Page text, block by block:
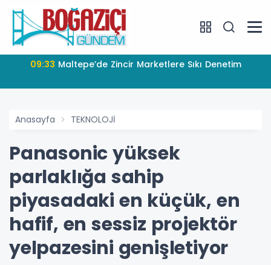
09:33 Maltepe’de Zincir Marketlere Sıkı Denetim
Anasayfa TEKNOLOJİ
Panasonic yüksek
parlaklığa sahip
piyasadaki en küçük, en
hafif, en sessiz projektör
yelpazesini genişletiyor